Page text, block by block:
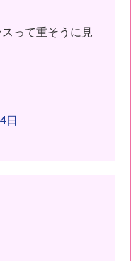
って重そうに見
日